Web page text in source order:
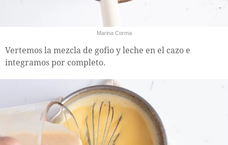
Marina Corma
Vertemos la mezcla de gofio y leche en el cazo e
integramos por completo.